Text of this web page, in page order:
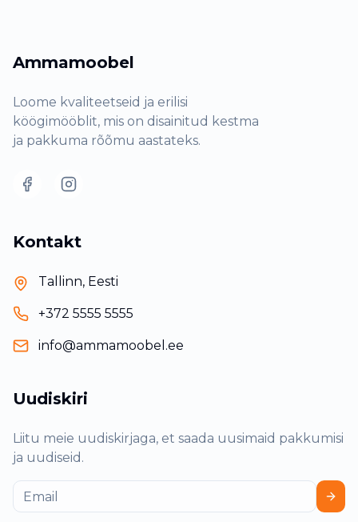
Ammamoobel
Loome kvaliteetseid ja erilisi
köögimööblit, mis on disainitud kestma
ja pakkuma rõõmu aastateks.
Kontakt
Tallinn, Eesti
+372 5555 5555
info@ammamoobel.ee
Uudiskiri
Liitu meie uudiskirjaga, et saada uusimaid pakkumisi
ja uudiseid.